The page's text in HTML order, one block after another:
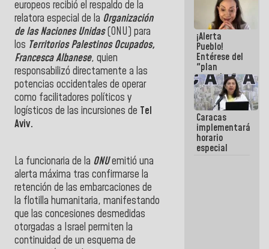
europeos recibió el respaldo de la
relatora especial de la Organización
de las Naciones Unidas(ONU) para
los Territorios Palestinos Ocupados,
Francesca Albanese, quien
responsabilizó directamente a las
potencias occidentales de operar
como facilitadores políticos y
logísticos de las incursiones de Tel
Aviv.
La funcionaria de la ONUemitió una
alerta máxima tras confirmarse la
retención de las embarcaciones de
la flotilla humanitaria, manifestando
que las concesiones desmedidas
otorgadas a Israel permiten la
continuidad de un esquema de
narrativa
hegemónica?
(1)
¡Alerta
Pueblo!
Entérese del
"plan
enjambre"
de La Sayo
para
sabotear el
diálogo y
promover el
caos
Caracas
implementará
horario
especial